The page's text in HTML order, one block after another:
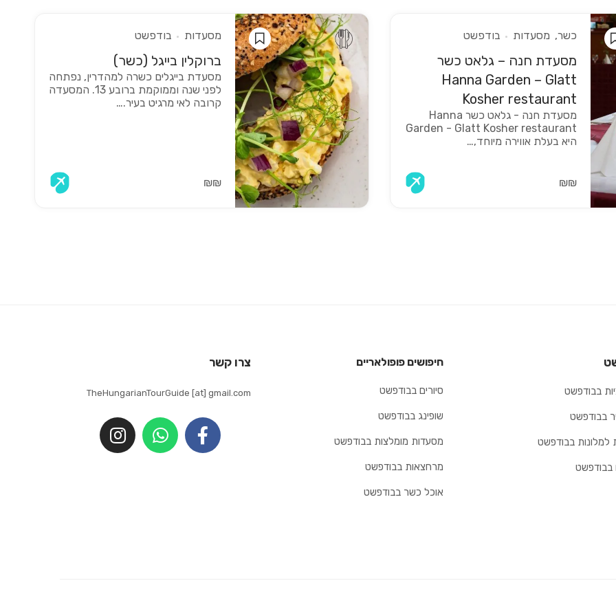
כשר מסעדות בודפשט
מסעדת חנה – גלאט כשר
Hanna Garden – Glatt
Kosher restaurant
מסעדת חנה - גלאט כשר Hanna
Garden - Glatt Kosher restaurant
היא בעלת אווירה מיוחד,…
₪₪
מסעדות בודפשט
ברוקלין בייגל (כשר)
מסעדת בייגלים כשרה למהדרין, נפתחה
לפני שנה וממוקמת ברובע 13. המסעדה
קרובה לאי מרגיט בעיר.…
₪₪
בבודפשט
בבודפשט
למלונות בבודפשט
בבודפשט
חיפושים פופולאריים
סיורים בבודפשט
שופינג בבודפשט
מסעדות מומלצות בבודפשט
מרחצאות בבודפשט
אוכל כשר בבודפשט
צרו קשר
TheHungarianTourGuide [at] gmail.com